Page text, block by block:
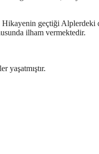
Hikayenin geçtiği
ilham vermektedir.
yaşatmıştır.